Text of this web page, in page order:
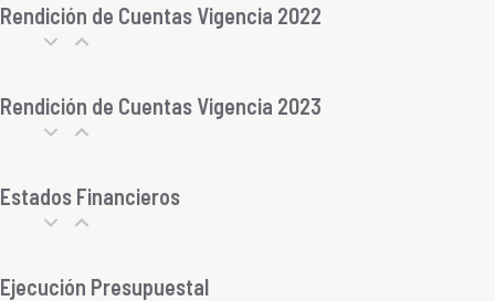
Rendición de Cuentas Vigencia 2022
Rendición de Cuentas Vigencia 2023
Estados Financieros
Ejecución Presupuestal